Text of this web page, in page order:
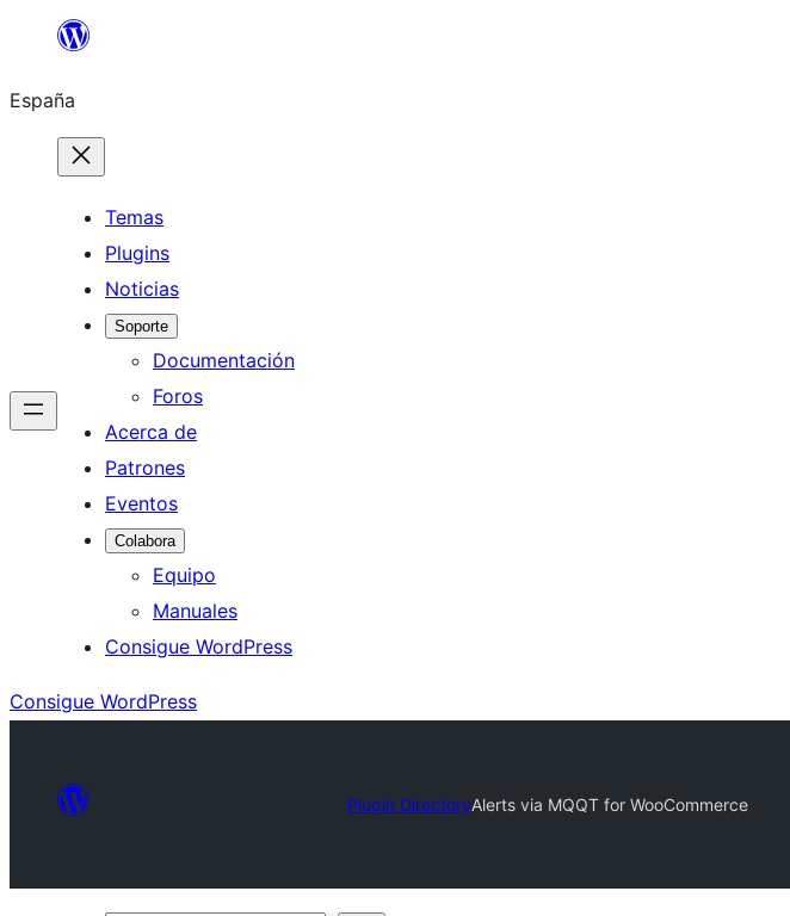
Saltar
contenido
España
Temas
Plugins
Noticias
Soporte
Documentación
Foros
Acerca de
Patrones
Eventos
Colabora
Equipo
Manuales
Consigue WordPress
Consigue WordPress
Plugin DirectoryAlerts via MQQT for WooCommerce